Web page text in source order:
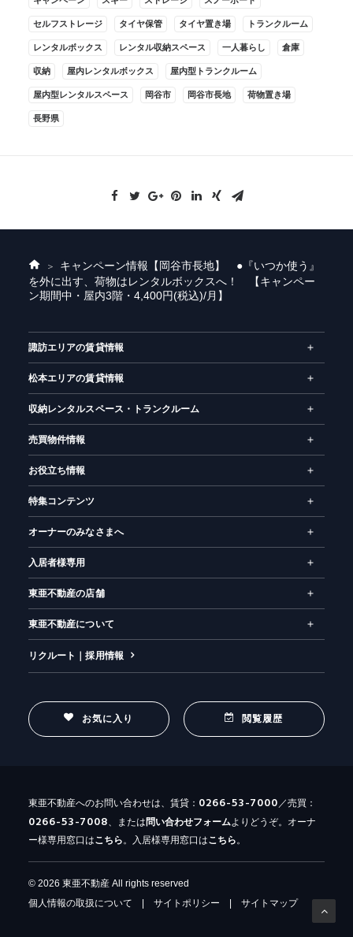
セルフストレージ タイヤ保管 タイヤ置き場 トランクルーム
レンタルボックス レンタル収納スペース 一人暮らし 倉庫
収納 屋内レンタルボックス 屋内型トランクルーム
屋内型レンタルスペース 岡谷市 岡谷市長地 荷物置き場
長野県
ホ
ー
ム
キャンペーン情報 【岡谷市長地】 ●『いつか使う』
を外に出す、荷物はレンタルボックスへ！ 【キャンペー
ン期間中・屋内3階・4,400円(税込)/月】
諏訪エリアの賃貸情報
松本エリアの賃貸情報
収納レンタルスペース・トランクルーム
売買物件情報
お役立ち情報
特集コンテンツ
オーナーのみなさまへ
入居者様専用
東亜不動産の店舗
東亜不動産について
リクルート｜採用情報
お気に入り 閲覧履歴
東亜不動産へのお問い合わせは、賃貸： 0266-53-7000／売買：
0266-53-7008、または 問い合わせフォームよりどうぞ。オーナ
ー様専用窓口はこちら。入居様専用窓口はこちら。
© 2026 東亜不動産 All rights reserved
個人情報の取扱について
サイトポリシー サイトマップ